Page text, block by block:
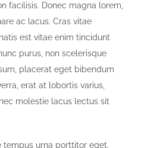
facilisis. Donec magna lorem,
ac lacus. Cras vitae
est vitae enim tincidunt
purus, non scelerisque
placerat eget bibendum
erat at lobortis varius,
molestie lacus lectus sit
tempus urna porttitor eget.